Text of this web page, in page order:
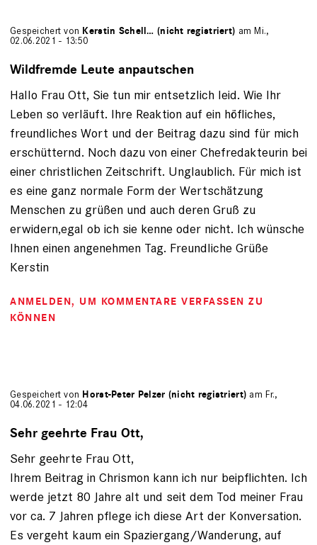
Gespeichert von Kerstin Schell… (nicht registriert) am Mi.,
02.06.2021 - 13:50
Wildfremde Leute anpautschen
Hallo Frau Ott, Sie tun mir entsetzlich leid. Wie Ihr
Leben so verläuft. Ihre Reaktion auf ein höfliches,
freundliches Wort und der Beitrag dazu sind für mich
erschütternd. Noch dazu von einer Chefredakteurin bei
einer christlichen Zeitschrift. Unglaublich. Für mich ist
es eine ganz normale Form der Wertschätzung
Menschen zu grüßen und auch deren Gruß zu
erwidern,egal ob ich sie kenne oder nicht. Ich wünsche
Ihnen einen angenehmen Tag. Freundliche Grüße
Kerstin
ANMELDEN, UM KOMMENTARE VERFASSEN ZU
KÖNNEN
Gespeichert von Horst-Peter Pelzer (nicht registriert) am Fr.,
04.06.2021 - 12:04
Sehr geehrte Frau Ott,
Sehr geehrte Frau Ott,
Ihrem Beitrag in Chrismon kann ich nur beipflichten. Ich
werde jetzt 80 Jahre alt und seit dem Tod meiner Frau
vor ca. 7 Jahren pflege ich diese Art der Konversation.
Es vergeht kaum ein Spaziergang/Wanderung, auf